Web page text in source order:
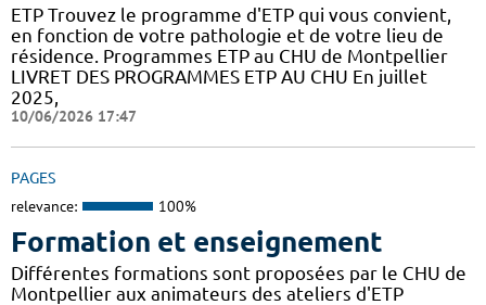
ETP Trouvez le programme d'ETP qui vous convient,
en fonction de votre pathologie et de votre lieu de
résidence. Programmes ETP au CHU de Montpellier
LIVRET DES PROGRAMMES ETP AU CHU En juillet
2025,
10/06/2026 17:47
PAGES
relevance: 100%
Formation et enseignement
Différentes formations sont proposées par le CHU de
Montpellier aux animateurs des ateliers d'ETP